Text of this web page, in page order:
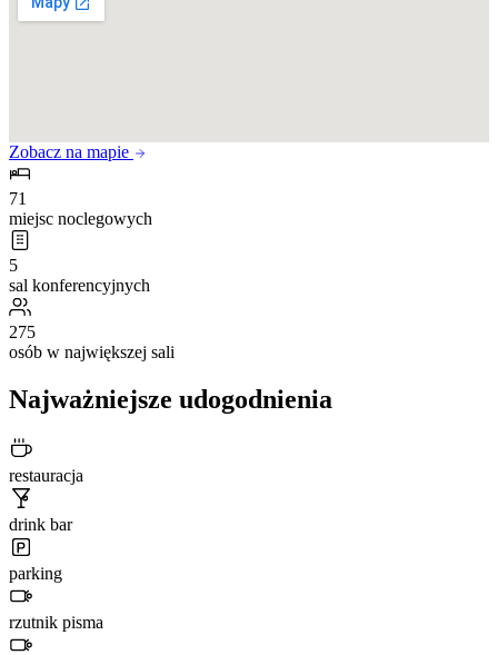
Zobacz na mapie
71
miejsc noclegowych
5
sal konferencyjnych
275
osób w największej sali
Najważniejsze udogodnienia
restauracja
drink bar
parking
rzutnik pisma